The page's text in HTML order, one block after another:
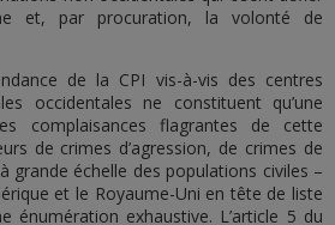
et, par procuration, la volonté de
de la CPI vis-à-vis des centres
occidentales ne constituent qu’une
complaisances flagrantes de cette
de crimes d’agression, de crimes de
grande échelle des populations civiles –
et le Royaume-Uni en tête de liste
exhaustive. L’article 5 du